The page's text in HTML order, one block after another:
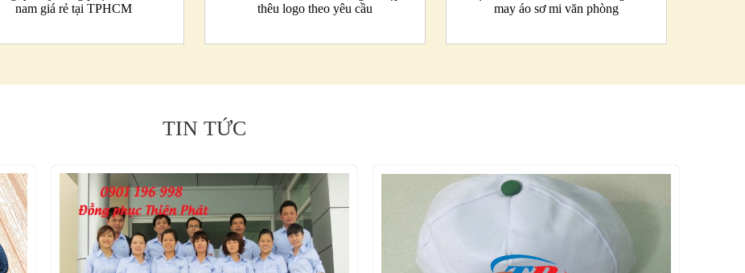
nam giá rẻ tại TPHCM
thêu logo theo yêu cầu
may áo sơ mi văn phòng
TIN TỨC